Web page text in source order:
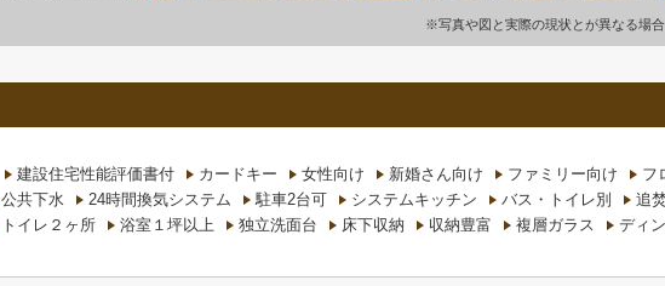
※写真や図と実際の現状とが異なる場
建設住宅性能評価書付 カードキー 女性向け 新婚さん向け ファミリー向け フ
公共下水 24時間換気システム 駐車2台可 システムキッチン バス・トイレ別 追
トイレ２ヶ所 浴室１坪以上 独立洗面台 床下収納 収納豊富 複層ガラス ディ